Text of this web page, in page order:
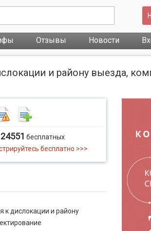
Отзывы Новости
и району выезда,
24551 бесплатных
бесплатно >>>
к дислокации и району